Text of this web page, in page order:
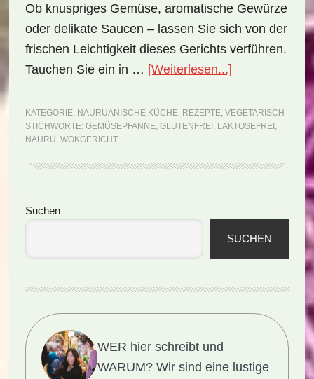
Ob knuspriges Gemüse, aromatische Gewürze
oder delikate Saucen – lassen Sie sich von der
frischen Leichtigkeit dieses Gerichts verführen.
Tauchen Sie ein in … [Weiterlesen...]
Nauruan
Vegetable
fry
KATEGORIE: NAURUANISCHE KÜCHE, REZEPTE, VEGETARISCH
STICHWORTE: GEMÜSEPFANNE, GLUTENFREI , LAKTOSEFREI ,
NAURU, WOKGERICHT
Seitenspalte
Suchen
SUCHEN
WER hier schreibt und
WARUM? Wir sind eine lustige